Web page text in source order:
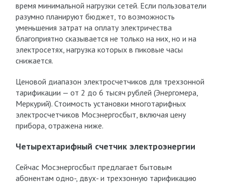
время минимальной нагрузки сетей. Если пользователи
разумно планируют бюджет, то возможность
уменьшения затрат на оплату электричества
благоприятно сказывается не только на них, но и на
электросетях, нагрузка которых в пиковые часы
снижается.
Ценовой диапазон электросчетчиков для трехзонной
тарификации — от 2 до 6 тысяч рублей (Энергомера,
Меркурий). Стоимость установки многотарифных
электросчетчиков Мосэнергосбыт, включая цену
прибора, отражена ниже.
Четырехтарифный счетчик электроэнергии
Сейчас Мосэнергосбыт предлагает бытовым
абонентам одно-, двух- и трехзонную тарификацию